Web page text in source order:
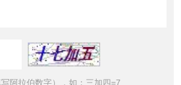
阿拉伯数字），如：三加四=7